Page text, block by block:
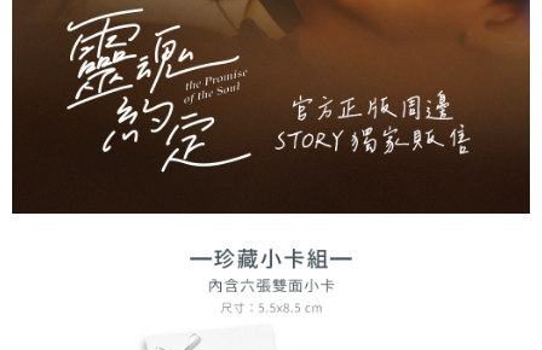
※ 交易是否成功請以「AFTEE先享後付 」之結帳頁面顯示為準，若有關於
是否繳費成功／繳費後需取消欲退款等相關疑問，請聯繫「AFTEE先享後付
客戶支援中心」https://netprotections.freshdesk.com/support/home
【注意事項】
１．透過由恩沛科技股份有限公司提供之「AFTEE先享後付」服務完成之交
易，需依本服務之必要範圍內提供個人資料，並將交易相關給付款項請求債
權轉讓予恩沛科技股份有限公司。
「AFTEE先享後付」，若未經同意申辦者引起之損失，本公司不負相關責
４．使用「AFTEE先享後付」時，將依據個別帳號之用戶狀況，依本公司即
時審查核予不同之上限額度；若仍有額度不足之情形，本公司將視審查結果
請求用戶進行身份認證。
每筆NT$60，滿NT$1,500(含以上)免運費
付款後7-11取貨
每筆NT$60，滿NT$1,500(含以上)免運費
每筆NT$60，滿NT$1,500(含以上)免運費
付款後門市自取